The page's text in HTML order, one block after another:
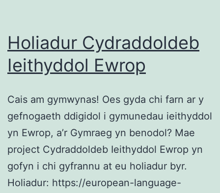
Holiadur Cydraddoldeb
Ieithyddol Ewrop
Cais am gymwynas! Oes gyda chi farn ar y
gefnogaeth ddigidol i gymunedau ieithyddol
yn Ewrop, a’r Gymraeg yn benodol? Mae
project Cydraddoldeb Ieithyddol Ewrop yn
gofyn i chi gyfrannu at eu holiadur byr.
Holiadur: https://european-language-